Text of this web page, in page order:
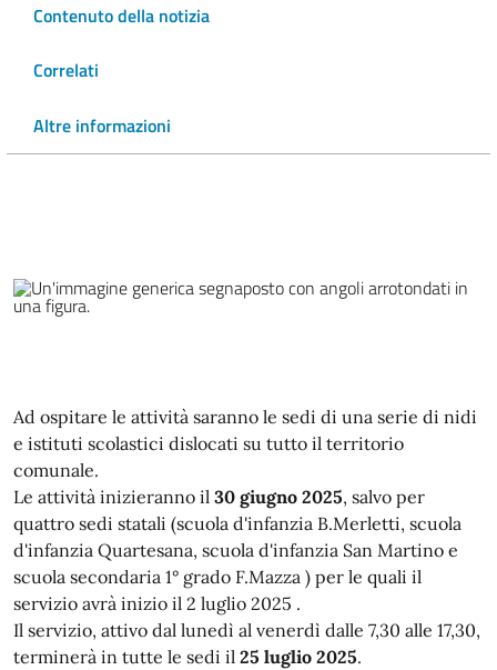
Contenuto della notizia
Correlati
Altre informazioni
Ad ospitare le attività saranno le sedi di una serie di nidi
e istituti scolastici dislocati su tutto il territorio
comunale.
Le attività inizieranno il 30 giugno 2025, salvo per
quattro sedi statali (scuola d'infanzia B.Merletti, scuola
d'infanzia Quartesana, scuola d'infanzia San Martino e
scuola secondaria 1° grado F.Mazza ) per le quali il
servizio avrà inizio il 2 luglio 2025 .
Il servizio, attivo dal lunedì al venerdì dalle 7,30 alle 17,30,
terminerà in tutte le sedi il 25 luglio 2025.